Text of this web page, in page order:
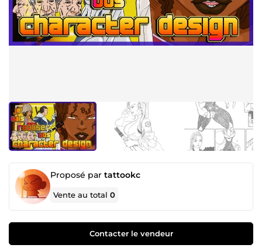
Proposé par tattookc
Vente au total0
Contacter le vendeur